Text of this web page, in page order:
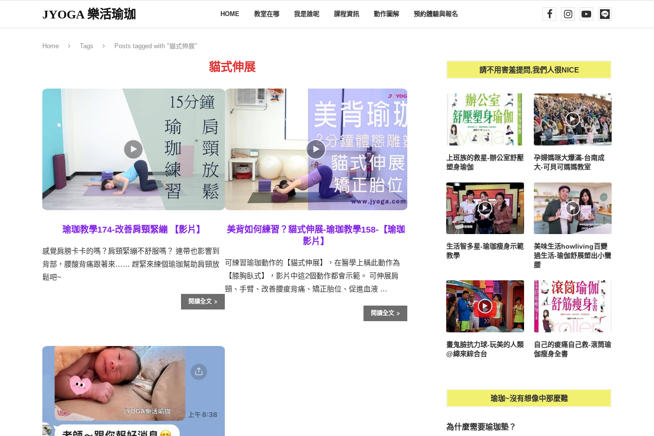
JYOGA 樂活瑜珈 HOME 教室在哪 我是誰呢 課程資訊 動作圖解 預約體驗與報名
Home Tags Posts tagged with "貓式伸展"
貓式伸展
瑜珈教學174-改善肩頸緊繃 【影片】
感覺肩膀卡卡的嗎？肩頸緊繃不舒服嗎？ 連帶也影響到
背部，腰酸背痛跟著來…… 趕緊來練個瑜珈幫助肩頸放
鬆吧~
閱讀全文
美背如何練習？貓式伸展-瑜珈教學158-【瑜珈
影片】
可練習瑜珈動作的【貓式伸展】，在醫學上稱此動作為
【膝胸臥式】，影片中這2個動作都會示範。 可伸展肩
頸、手臂、改善腰痠背痛、矯正胎位、促進血液 …
閱讀全文
請不用害羞提問,我們人很NICE
上班族的救星-辦公室舒壓
塑身瑜伽
孕婦媽咪大爆滿-台南成
大-可貝可媽媽教室
生活智多星-瑜珈瘦身示範
教學
美味生活howliving百變
過生活-瑜伽舒展塑出小蠻
腰
畫鬼臉抗力球-玩美的人類
@緯來綜合台
自己的痠痛自己救-滾筒瑜
伽瘦身全書
瑜珈~沒有想像中那麼難
為什麼需要瑜珈墊？